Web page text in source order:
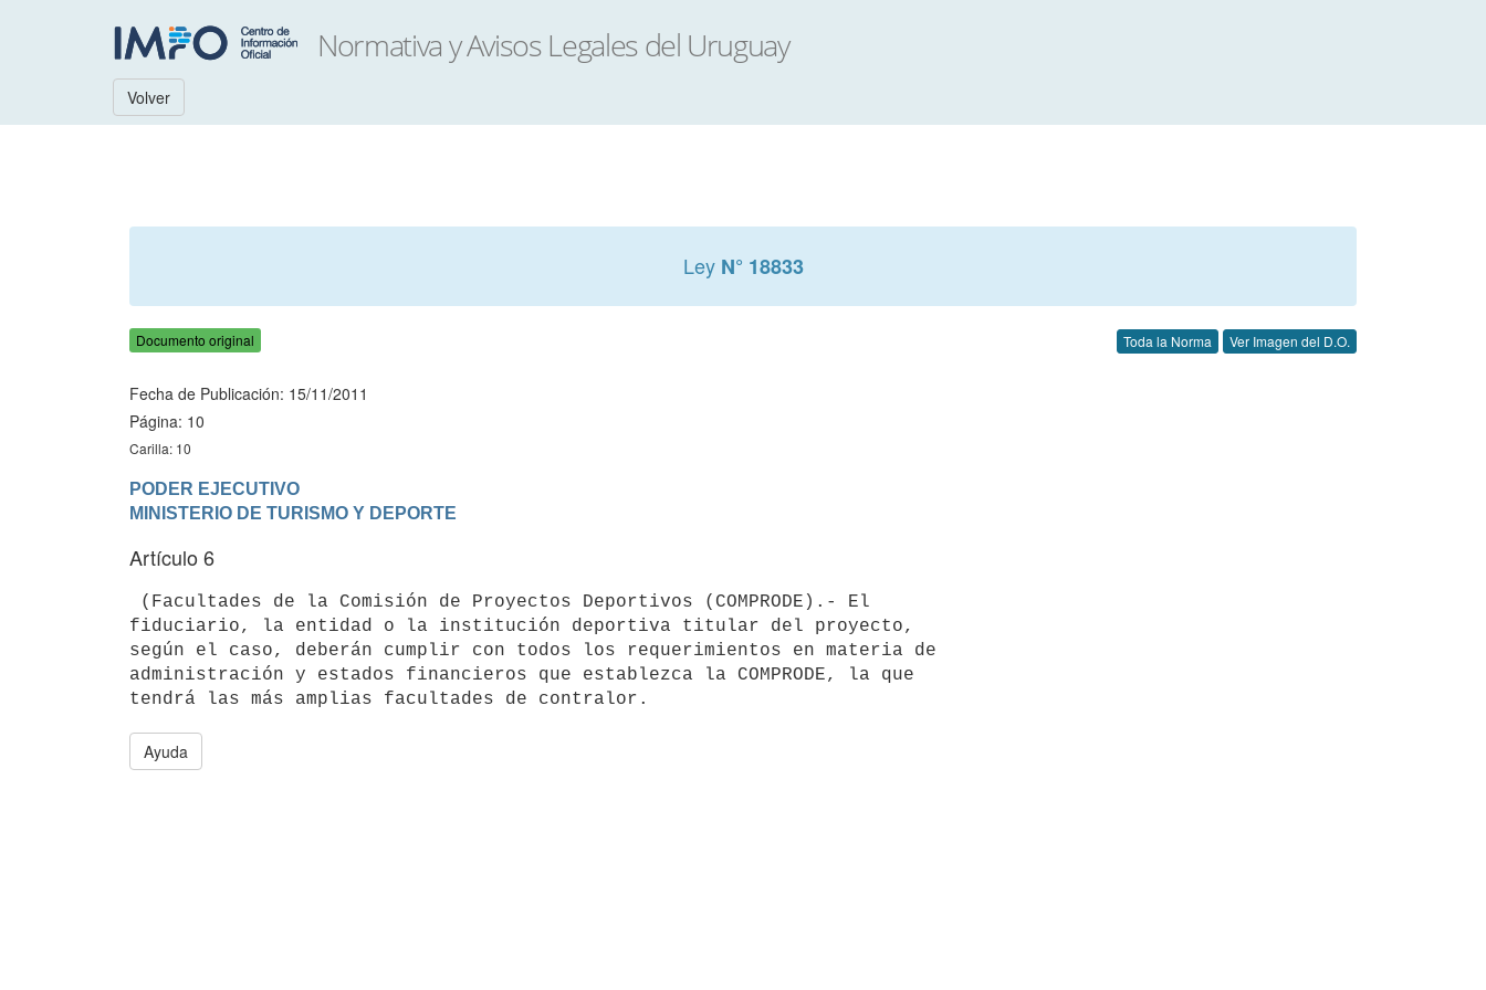
Volver
Ley N° 18833
Documento original Toda la Norma Ver Imagen del D.O.
Fecha de Publicación: 15/11/2011
Página: 10
Carilla: 10
PODER EJECUTIVO
Artículo 6
fiduciario, la entidad o la institución deportiva titular del proyecto,
según el caso, deberán cumplir con todos los requerimientos en materia de
administración y estados financieros que establezca la COMPRODE, la que
Ayuda